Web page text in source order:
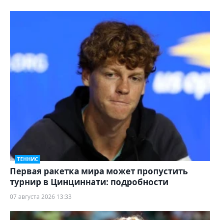
ТЕННИС
Первая ракетка мира может пропустить
турнир в Цинциннати: подробности
07 августа 2026 13:33